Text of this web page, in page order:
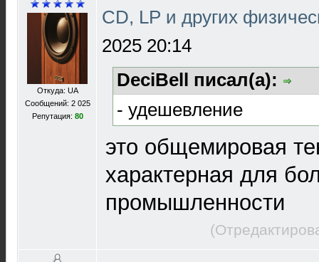
Откуда: UA
Сообщений: 2 025
Репутация: 80
CD, LP и других
2025 20:14
DeciBell писал(а):
- удешевление
это общемировая
характерная для
промышленности